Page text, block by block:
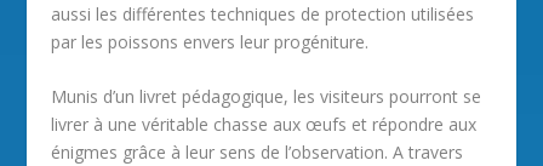
aussi les différentes techniques de protection utilisées
par les poissons envers leur progéniture.
Munis d’un livret pédagogique, les visiteurs pourront se
livrer à une véritable chasse aux œufs et répondre aux
énigmes grâce à leur sens de l’observation. A travers